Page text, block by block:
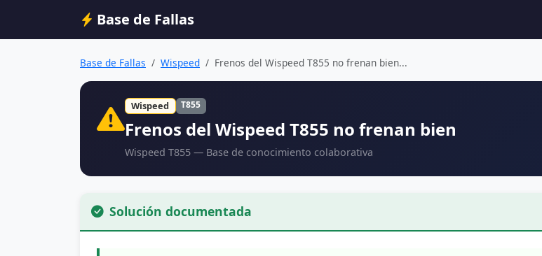
Base de Fallas
Base de Fallas Wispeed Frenos del Wispeed T855 no frenan bien...
Wispeed T855
Frenos del Wispeed T855 no frenan bien
Wispeed T855 — Base de conocimiento colaborativa
Solución documentada